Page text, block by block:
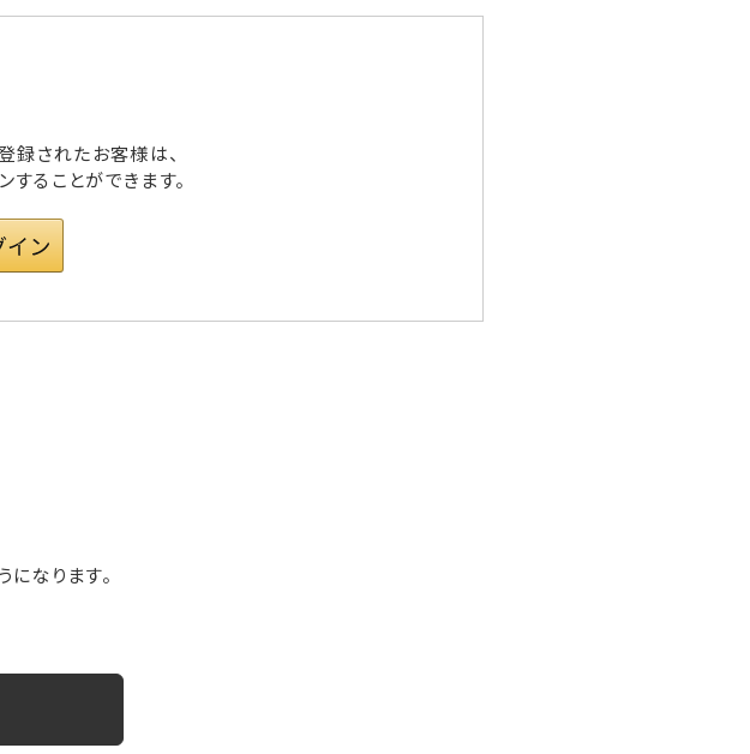
録されたお客様は、
することができます。
なります。